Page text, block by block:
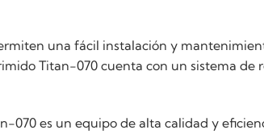
una fácil instalación y
Titan-070 cuenta con un sistema
070 es un equipo de alta calidad y